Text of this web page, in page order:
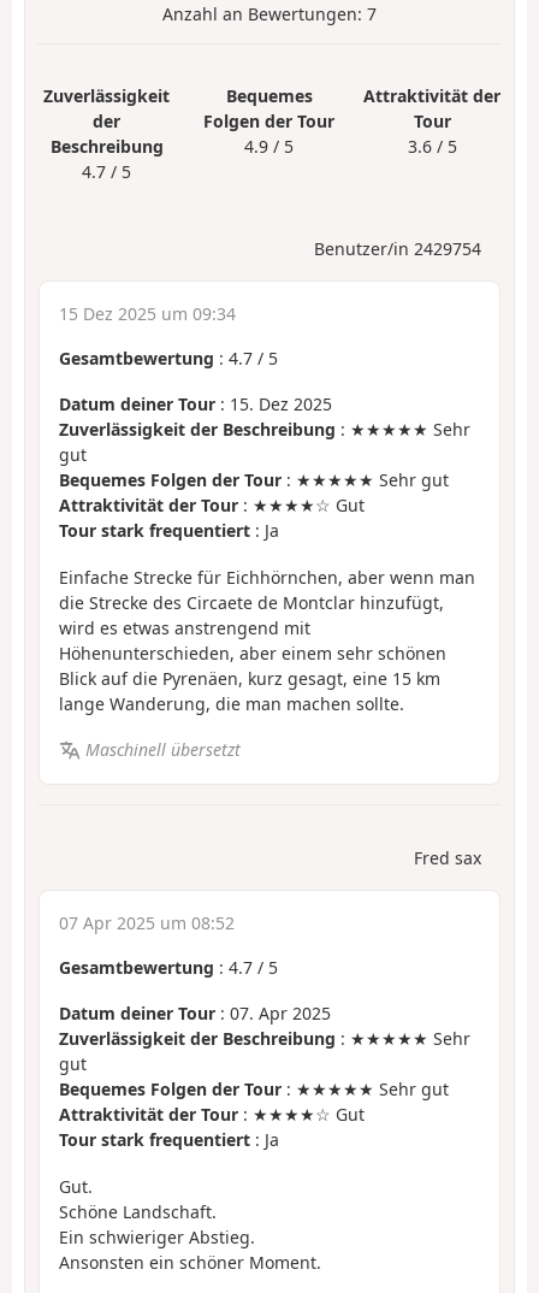
Anzahl an Bewertungen: 7
Zuverlässigkeit
der
Beschreibung
4.7 / 5
Bequemes
Folgen der Tour
4.9 / 5
Attraktivität der
Tour
3.6 / 5
Benutzer/in 2429754
15 Dez 2025 um 09:34
Gesamtbewertung : 4.7 / 5
Datum deiner Tour : 15. Dez 2025
Zuverlässigkeit der Beschreibung : ★★★★★ Sehr
gut
Bequemes Folgen der Tour : ★★★★★ Sehr gut
Attraktivität der Tour : ★★★★☆ Gut
Tour stark frequentiert : Ja
Einfache Strecke für Eichhörnchen, aber wenn man
die Strecke des Circaete de Montclar hinzufügt,
wird es etwas anstrengend mit
Höhenunterschieden, aber einem sehr schönen
Blick auf die Pyrenäen, kurz gesagt, eine 15 km
lange Wanderung, die man machen sollte.
Maschinell übersetzt
Fred sax
07 Apr 2025 um 08:52
Gesamtbewertung : 4.7 / 5
Datum deiner Tour : 07. Apr 2025
Zuverlässigkeit der Beschreibung : ★★★★★ Sehr
gut
Bequemes Folgen der Tour : ★★★★★ Sehr gut
Attraktivität der Tour : ★★★★☆ Gut
Tour stark frequentiert : Ja
Gut.
Schöne Landschaft.
Ein schwieriger Abstieg.
Ansonsten ein schöner Moment.